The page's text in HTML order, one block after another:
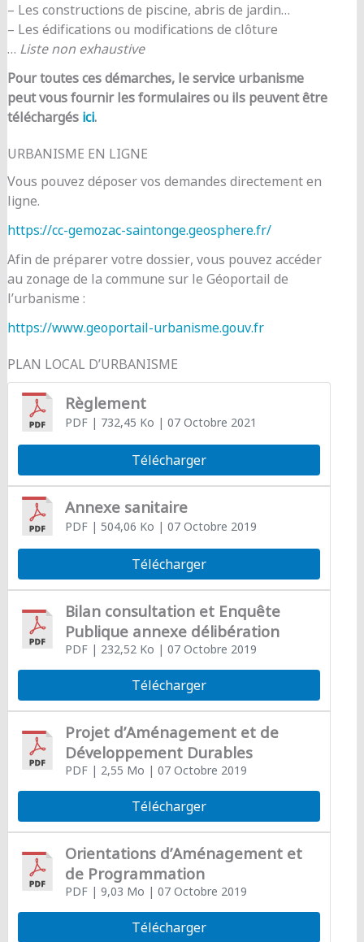
– Les constructions de piscine, abris de jardin…
– Les édifications ou modifications de clôture
… Liste non exhaustive
Pour toutes ces démarches, le service urbanisme
peut vous fournir les formulaires ou ils peuvent être
téléchargés ici.
URBANISME EN LIGNE
Vous pouvez déposer vos demandes directement en
ligne.
https://cc-gemozac-saintonge.geosphere.fr/
Afin de préparer votre dossier, vous pouvez accéder
au zonage de la commune sur le Géoportail de
l’urbanisme :
https://www.geoportail-urbanisme.gouv.fr
PLAN LOCAL D’URBANISME
Règlement
PDF| 732,45 Ko | 07 Octobre 2021
Télécharger
Annexe sanitaire
PDF| 504,06 Ko | 07 Octobre 2019
Télécharger
Bilan consultation et Enquête
Publique annexe délibération
PDF| 232,52 Ko | 07 Octobre 2019
Télécharger
Projet d’Aménagement et de
Développement Durables
PDF| 2,55 Mo | 07 Octobre 2019
Télécharger
Orientations d’Aménagement et
de Programmation
PDF| 9,03 Mo | 07 Octobre 2019
Télécharger